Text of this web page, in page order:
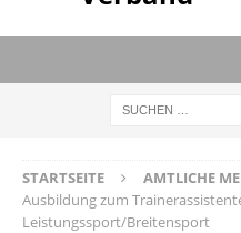
STARTSEITE AMTLICHE
Ausbildung zum
Leistungssport/Breitensport